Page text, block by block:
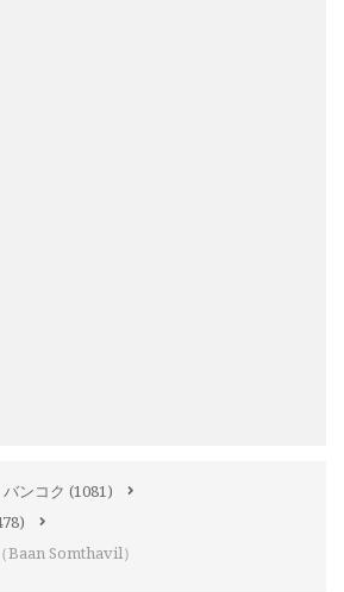
バンコク (1081)
Baan Somthavil）